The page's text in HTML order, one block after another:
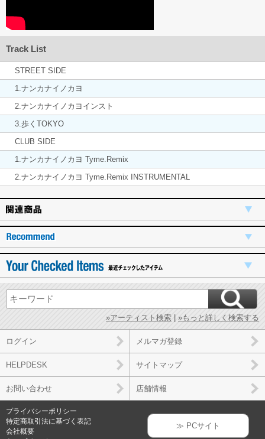
Track List
STREET SIDE
1.ナンカナイノカヨ
2.ナンカナイノカヨインスト
3.歩くTOKYO
CLUB SIDE
1.ナンカナイノカヨ Tyme.Remix
2.ナンカナイノカヨ Tyme.Remix INSTRUMENTAL
»アーティスト検索 »もっと詳しく検索する
ログイン メルマガ登録
HELPDESK サイトマップ
お問い合わせ 店舗情報
プライバシーポリシー
特定商取引法に基づく表記
会社概要
≫ PCサイト